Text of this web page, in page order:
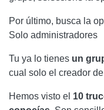
Por último, busca la
Solo administradores
Tu ya lo tienes un
cual solo el creador
Hemos visto el 10